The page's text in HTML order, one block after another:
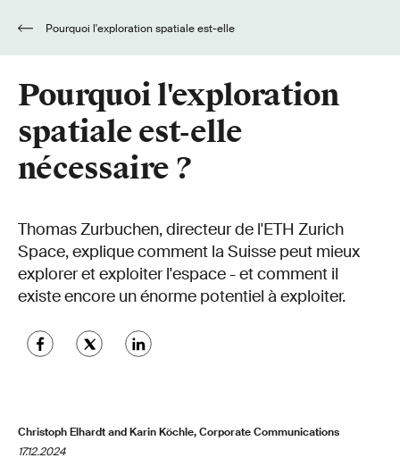
Pourquoi l'exploration
spatiale est-elle
nécessaire ?
Thomas Zurbuchen, directeur de l'ETH Zurich
Space, explique comment la Suisse peut mieux
explorer et exploiter l'espace - et comment il
existe encore un énorme potentiel à exploiter.
Christoph Elhardt and Karin Köchle, Corporate Communications
17.12.2024